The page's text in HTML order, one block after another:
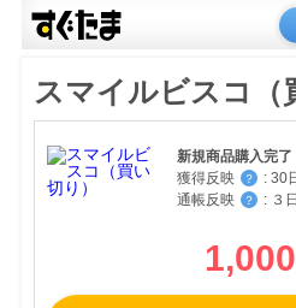
スマイルビスコ（
新規商品購入完了
獲得反映
？ : 30
通帳反映
？ : ３
1,000